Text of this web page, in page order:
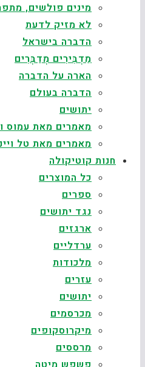
מינים פולשים,
לא מזיק לדעת
הדברה בישראל
מַדְבִּירִים מְדַבְּרִים
הארה על הדברה
הדברה בעולם
יתושים
מאמרים מאת עמוס
מאמרים מאת טל
חנות קוטיקולה
כל המוצרים
ספרים
נגד יתושים
ארגזים
ערדליים
מלכודות
עזרים
יתושים
מכרסמים
מיקרוסקופים
מרססים